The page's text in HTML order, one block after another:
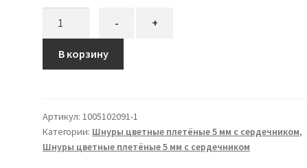
Шнур
плетёный
бирюзовый
светлый
с
- +
В корзину
Артикул:1005102091-1
Категории: Шнуры цветные плетёные 5 мм с сердечником,
Шнуры цветные плетёные 5 мм с сердечником